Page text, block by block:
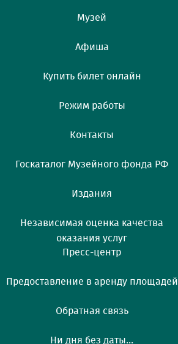
Музей
Афиша
Купить билет онлайн
Режим работы
Контакты
Госкаталог Музейного фонда РФ
Издания
Независимая оценка качества
оказания услуг
Пресс-центр
Предоставление в аренду площадей
Обратная связь
Ни дня без даты...